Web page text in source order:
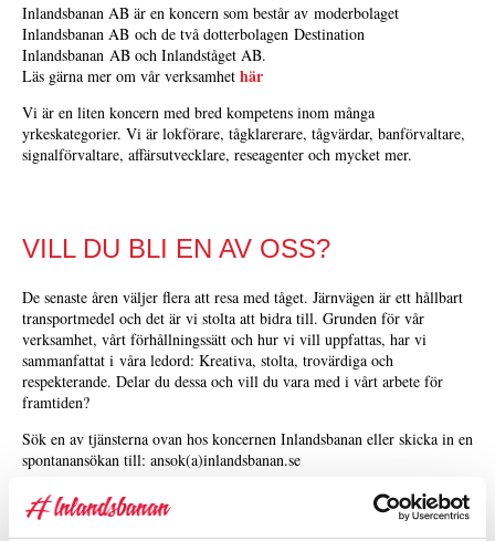
Inlandsbanan AB är en koncern som består av moderbolaget
Inlandsbanan AB och de två dotterbolagen Destination
Inlandsbanan AB och Inlandståget AB.
Läs gärna mer om vår verksamhet här
Vi är en liten koncern med bred kompetens inom många
yrkeskategorier. Vi är lokförare, tågklarerare, tågvärdar, banförvaltare,
signalförvaltare, affärsutvecklare, reseagenter och mycket mer.
VILL DU BLI EN AV OSS?
De senaste åren väljer flera att resa med tåget. Järnvägen är ett hållbart
transportmedel och det är vi stolta att bidra till. Grunden för vår
verksamhet, vårt förhållningssätt och hur vi vill uppfattas, har vi
sammanfattat i våra ledord: Kreativa, stolta, trovärdiga och
respekterande. Delar du dessa och vill du vara med i vårt arbete för
framtiden?
Sök en av tjänsterna ovan hos koncernen Inlandsbanan eller skicka in en
spontanansökan till: ansok(a)inlandsbanan.se
Tillsammans skapar vi vår attraktiva arbetsplats!